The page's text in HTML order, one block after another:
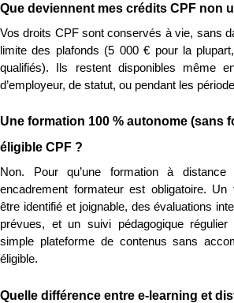
Que deviennent mes crédits CPF non
Vos droits CPF sont conservés à vie, sans
limite des plafonds (5 000 € pour la
qualifiés). Ils restent disponibles même
d’employeur, de statut, ou pendant les
Une formation 100 % autonome (sans
éligible CPF ?
Non. Pour qu’une formation à
encadrement formateur est obligatoire. Un
être identifié et joignable, des évaluations
prévues, et un suivi pédagogique
simple plateforme de contenus sans
éligible.
Quelle différence entre e-learning et